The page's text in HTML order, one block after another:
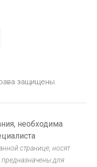
у детей: защита от
защищены.
необходима
странице, носят
для